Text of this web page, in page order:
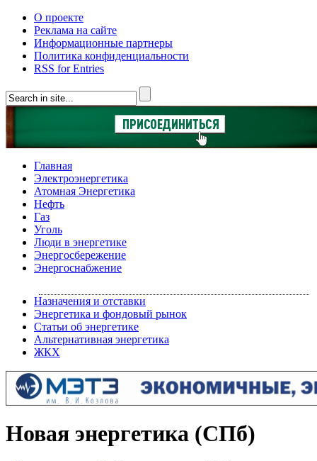
О проекте
Реклама на сайте
Информационные партнеры
Политика конфиденциальности
RSS for Entries
Главная
Электроэнергетика
Атомная Энергетика
Нефть
Газ
Уголь
Люди в энергетике
Энергосбережение
Энергоснабжение
Назначения и отставки
Энергетика и фондовый рынок
Статьи об энергетике
Альтернативная энергетика
ЖКХ
Новая энергетика (СПб)